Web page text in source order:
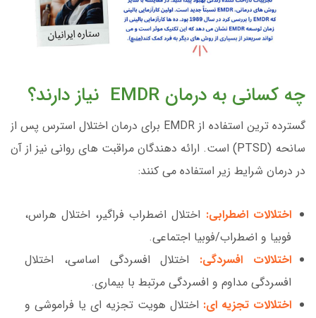
چه کسانی به درمان EMDR نیاز دارند؟
گسترده ترین استفاده از EMDR برای درمان اختلال استرس پس از
سانحه (PTSD) است. ارائه دهندگان مراقبت های روانی نیز از آن
در درمان شرایط زیر استفاده می کنند:
اختلالات اضطرابی: اختلال اضطراب فراگیر، اختلال هراس،
فوبیا و اضطراب/فوبیا اجتماعی.
اختلالات افسردگی: اختلال افسردگی اساسی، اختلال
افسردگی مداوم و افسردگی مرتبط با بیماری.
اختلالات تجزیه ای: اختلال هویت تجزیه ای یا فراموشی و